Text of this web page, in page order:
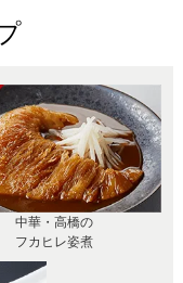
中華・高橋の
フカヒレ姿煮